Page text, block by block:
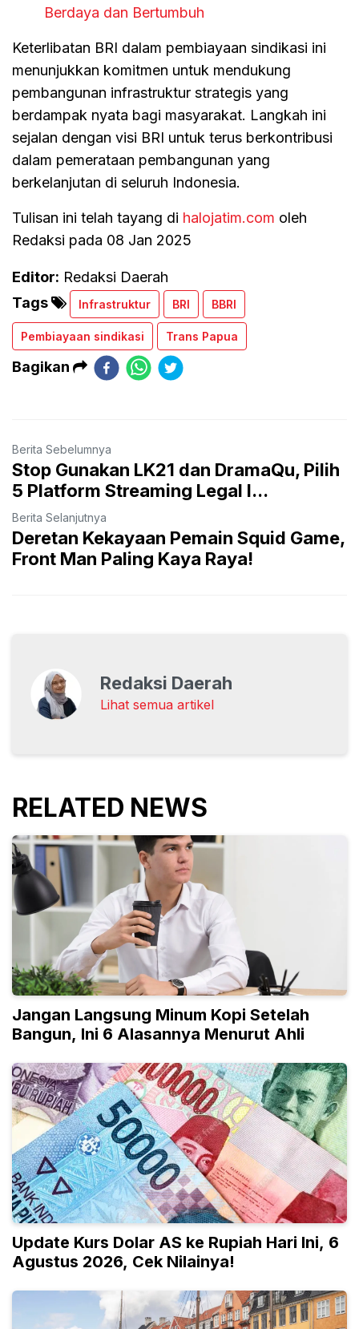
Berdaya dan Bertumbuh
Keterlibatan BRI dalam pembiayaan sindikasi ini
menunjukkan komitmen untuk mendukung
pembangunan infrastruktur strategis yang
berdampak nyata bagi masyarakat. Langkah ini
sejalan dengan visi BRI untuk terus berkontribusi
dalam pemerataan pembangunan yang
berkelanjutan di seluruh Indonesia.
Tulisan ini telah tayang di halojatim.com oleh
Redaksi pada 08 Jan 2025
Editor: Redaksi Daerah
Tags
Infrastruktur BRI BBRI
Pembiayaan sindikasi Trans Papua
Bagikan
Berita Sebelumnya
Stop Gunakan LK21 dan DramaQu, Pilih
5 Platform Streaming Legal I...
Berita Selanjutnya
Deretan Kekayaan Pemain Squid Game,
Front Man Paling Kaya Raya!
Redaksi Daerah
Lihat semua artikel
RELATED NEWS
Jangan Langsung Minum Kopi Setelah
Bangun, Ini 6 Alasannya Menurut Ahli
Update Kurs Dolar AS ke Rupiah Hari Ini, 6
Agustus 2026, Cek Nilainya!